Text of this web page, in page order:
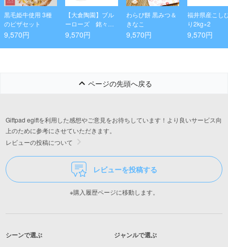
黒毛姫牛使用 3種
のピザセット
9,570円
【大倉陶園】ブル
ーローズ 銘々皿
ペアセット
9,570円
わらび餅 黒みつ＆
きなこ
9,570円
福井県産こし
り2kg×2
9,570円
ページの先頭へ戻る
Giftpad egiftを利用した感想やご意見をお待ちしています！より良いサービス向
上のために参考にさせていただきます。
レビューの投稿について
レビューを投稿する
※購入履歴ページに移動します。
シーンで選ぶ ジャンルで選ぶ